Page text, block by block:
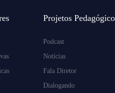
Projetos
Podcast
Notícias
Fala Diretor
Dialogando